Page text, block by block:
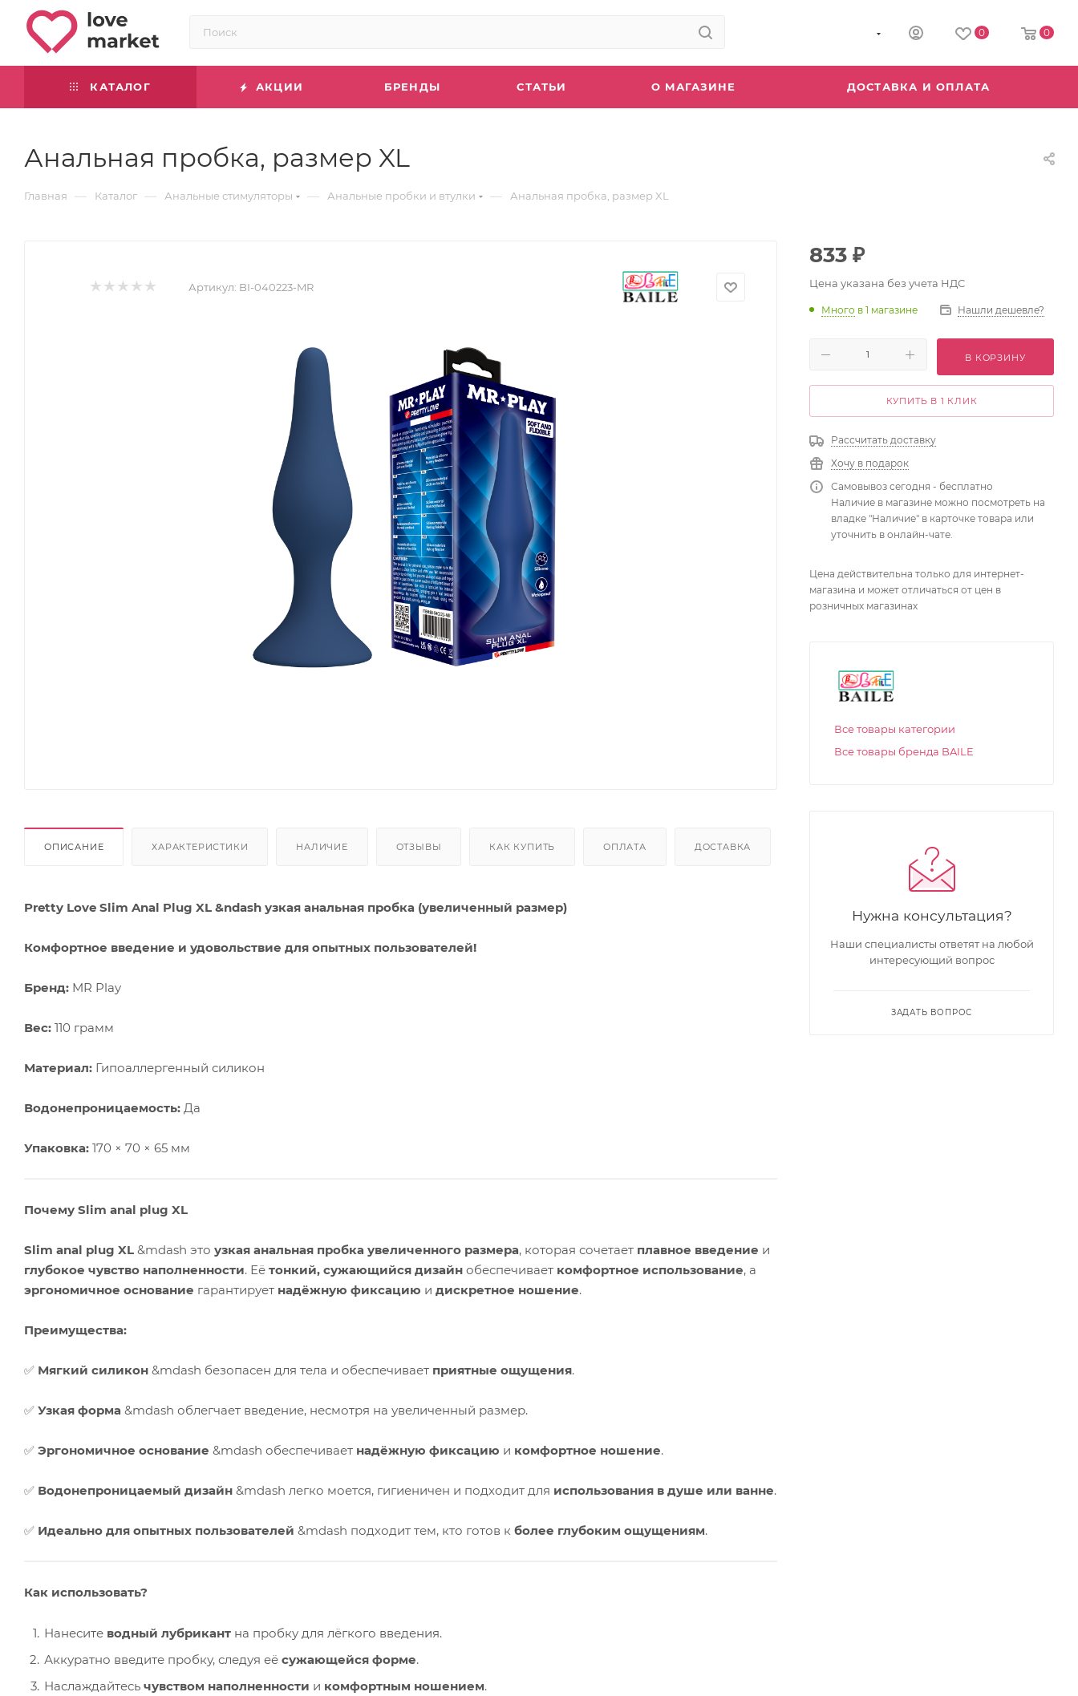
0 0
КАТАЛОГ АКЦИИ БРЕНДЫ СТАТЬИ О МАГАЗИНЕ ДОСТАВКА И ОПЛАТА
Анальная пробка, размер XL
Главная — Каталог — Анальные стимуляторы — Анальные пробки и втулки — Анальная пробка, размер XL
Артикул: BI-040223-MR
ОПИСАНИЕ ХАРАКТЕРИСТИКИ НАЛИЧИЕ ОТЗЫВЫ КАК КУПИТЬ ОПЛАТА ДОСТАВКА
Pretty Love Slim Anal Plug XL &ndash узкая анальная пробка (увеличенный размер)
Комфортное введение и удовольствие для опытных пользователей!
Бренд: MR Play
Вес: 110 грамм
Материал: Гипоаллергенный силикон
Водонепроницаемость: Да
Упаковка: 170 × 70 × 65 мм
Почему Slim anal plug XL
Slim anal plug XL &mdash это узкая анальная пробка увеличенного размера, которая сочетает плавное введение и
глубокое чувство наполненности. Её тонкий, сужающийся дизайн обеспечивает комфортное использование, а
эргономичное основание гарантирует надёжную фиксацию и дискретное ношение.
Преимущества:
✅ Мягкий силикон &mdash безопасен для тела и обеспечивает приятные ощущения.
✅ Узкая форма &mdash облегчает введение, несмотря на увеличенный размер.
✅ Эргономичное основание &mdash обеспечивает надёжную фиксацию и комфортное ношение.
✅ Водонепроницаемый дизайн &mdash легко моется, гигиеничен и подходит для использования в душе или ванне.
✅ Идеально для опытных пользователей &mdash подходит тем, кто готов к более глубоким ощущениям.
Как использовать?
Нанесите водный лубрикант на пробку для лёгкого введения.
Аккуратно введите пробку, следуя её сужающейся форме.
Наслаждайтесь чувством наполненности и комфортным ношением.
833 ₽
Цена указана без учета НДС
Много в 1 магазине Нашли дешевле?
В КОРЗИНУ
КУПИТЬ В 1 КЛИК
Рассчитать доставку
Хочу в подарок
Самовывоз сегодня - бесплатно
Наличие в магазине можно посмотреть на
владке "Наличие" в карточке товара или
уточнить в онлайн-чате.
Цена действительна только для интернет-
магазина и может отличаться от цен в
розничных магазинах
Все товары категории
Все товары бренда BAILE
Нужна консультация?
Наши специалисты ответят на любой
интересующий вопрос
ЗАДАТЬ ВОПРОС